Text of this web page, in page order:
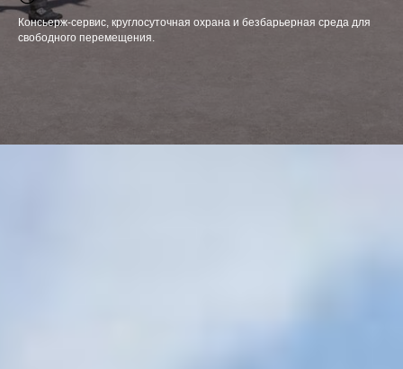
Консьерж-сервис, круглосуточная охрана и безбарьерная среда для
свободного перемещения.